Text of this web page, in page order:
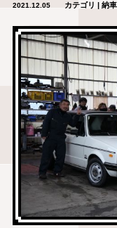
2021.12.05 カテゴリ | 納